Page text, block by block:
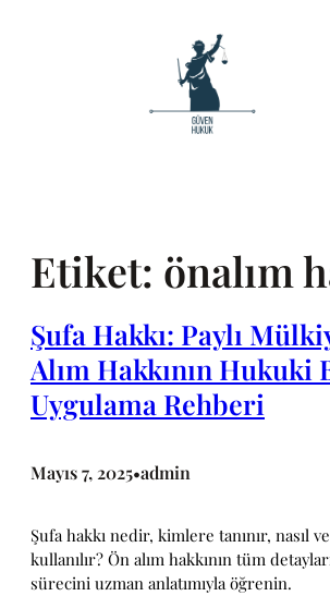
Etiket: önalım
Şufa Hakkı: Paylı
Alım Hakkının Hukuki
Uygulama Rehberi
Mayıs 7, 2025•admin
Şufa hakkı nedir, kimlere tanınır, nasıl
kullanılır? Ön alım hakkının tüm
sürecini uzman anlatımıyla öğrenin.